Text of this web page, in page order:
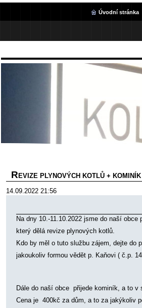
Úvodní stránka
R EVIZE PLYNOVÝCH KOTLŮ + KOMINÍK
14.09.2022 21:56
Na dny 10.-11.10.2022 jsme do naší obce
který dělá revize plynových kotlů.
Kdo by měl o tuto službu zájem, dejte do
jakoukoliv formou vědět p. Kaňovi ( č.p.
Dále do naší obce přijede kominík, a to v
Cena je 400kč za dům, a to za jakýkoliv